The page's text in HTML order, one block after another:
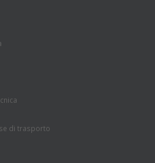
di trasporto